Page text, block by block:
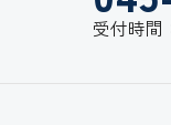
受付時間